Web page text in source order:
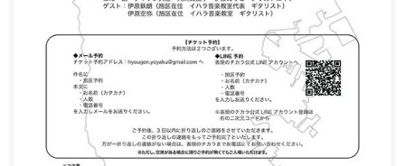
こんにちは、イハラ音楽教室の伊原鉄朗です。 当教室の白川千
穂ちゃん（さちが丘小５年生） 一昨年のGL […]